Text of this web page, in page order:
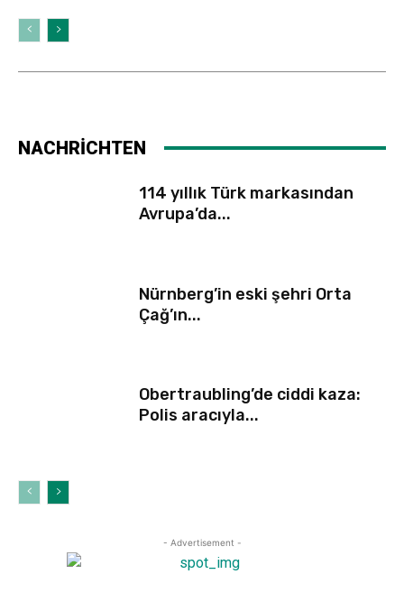
NACHRİCHTEN
114 yıllık Türk markasından
Avrupa’da...
Nürnberg’in eski şehri Orta
Çağ’ın...
Obertraubling’de ciddi kaza:
Polis aracıyla...
- Advertisement -